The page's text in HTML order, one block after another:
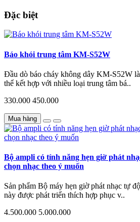
Đặc biệt
Báo khói trung tâm KM-S52W
Đầu dò báo cháy không dây KM-S52W
thể kết hợp với nhiều loại trung tâm bá..
330.000 450.000
Mua hàng
Bộ ampli có tính năng hẹn giờ phát
chọn nhạc theo ý muốn
Sản phẩm Bộ máy hẹn giờ phát nhạc tự
này được phát triển thích hợp phục v..
4.500.000 5.000.000